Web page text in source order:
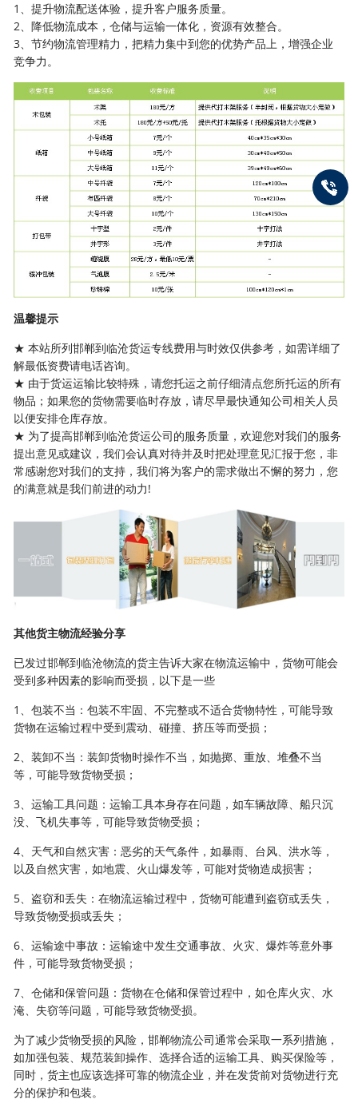
1、提升物流配送体验，提升客户服务质量。
2、降低物流成本，仓储与运输一体化，资源有效整合。
3、节约物流管理精力，把精力集中到您的优势产品上，增强企业
竞争力。
温馨提示
★ 本站所列邯郸到临沧货运专线费用与时效仅供参考，如需详细了
解最低资费请电话咨询。
★ 由于货运运输比较特殊，请您托运之前仔细清点您所托运的所有
物品；如果您的货物需要临时存放，请尽早最快通知公司相关人员
以便安排仓库存放。
★ 为了提高邯郸到临沧货运公司的服务质量，欢迎您对我们的服务
提出意见或建议，我们会认真对待并及时把处理意见汇报于您，非
常感谢您对我们的支持，我们将为客户的需求做出不懈的努力，您
的满意就是我们前进的动力!
其他货主物流经验分享
已发过邯郸到临沧物流的货主告诉大家在物流运输中，货物可能会
受到多种因素的影响而受损，以下是一些
1、包装不当：包装不牢固、不完整或不适合货物特性，可能导致
货物在运输过程中受到震动、碰撞、挤压等而受损；
2、装卸不当：装卸货物时操作不当，如抛掷、重放、堆叠不当
等，可能导致货物受损；
3、运输工具问题：运输工具本身存在问题，如车辆故障、船只沉
没、飞机失事等，可能导致货物受损；
4、天气和自然灾害：恶劣的天气条件，如暴雨、台风、洪水等，
以及自然灾害，如地震、火山爆发等，可能对货物造成损害；
5、盗窃和丢失：在物流运输过程中，货物可能遭到盗窃或丢失，
导致货物受损或丢失；
6、运输途中事故：运输途中发生交通事故、火灾、爆炸等意外事
件，可能导致货物受损；
7、仓储和保管问题：货物在仓储和保管过程中，如仓库火灾、水
淹、失窃等问题，可能导致货物受损。
为了减少货物受损的风险，邯郸物流公司通常会采取一系列措施，
如加强包装、规范装卸操作、选择合适的运输工具、购买保险等，
同时，货主也应该选择可靠的物流企业，并在发货前对货物进行充
分的保护和包装。